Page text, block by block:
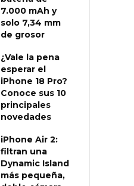
7.000 mAh y
solo 7,34 mm
de grosor
¿Vale la pena
esperar el
iPhone 18 Pro?
Conoce sus 10
principales
novedades
iPhone Air 2:
filtran una
Dynamic Island
más pequeña,